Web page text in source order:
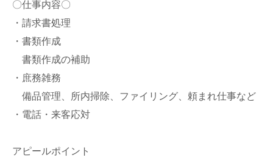
〇仕事内容〇
・請求書処理
・書類作成
書類作成の補助
・庶務雑務
備品管理、所内掃除、ファイリング、頼まれ仕事など
・電話・来客応対
アピールポイント